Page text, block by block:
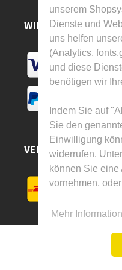
unserem
Dienste und
uns helfen
(Analytics,
und diese
benötigen wir
Indem Sie auf
Sie den
Einwilligung
widerrufen.
können Sie
vornehmen,
Mehr
WIR AKZEPTIEREN
VERSAND DURCH